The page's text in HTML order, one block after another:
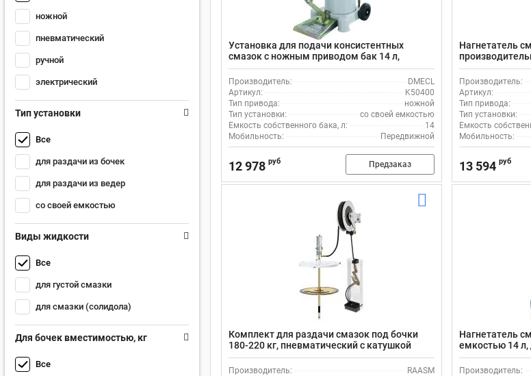
ножной
пневматический
ручной
электрический
Тип установки
Все
для раздачи из бочек
для раздачи из ведер
со своей емкостью
Виды жидкости
Все
для густой смазки
для смазки (солидола)
Для бочек вместимостью, кг
Все
Установка для подачи консистентных
смазок с ножным приводом бак 14 л,
передвижная на колесах, выходное
давление 350 бар, DMECL K50400
Производитель:
DMECL
Артикул:
K50400
Тип привода:
ножной
Тип установки:
со своей емкостью
Емкость собственного бака, л:
14
Мобильность:
Передвижной
12 978 руб Предзаказ
Нагнетатель
передвижной
Производитель:
Артикул:
Тип привода:
Тип установки:
Емкость
Мобильность:
13 594 руб
Комплект для раздачи смазок под бочки
180-220 кг, пневматический с катушкой
RAASM 64200
Производитель:
RAASM
Нагнетатель
емкостью 14 л,
м,
K50500
Производитель: